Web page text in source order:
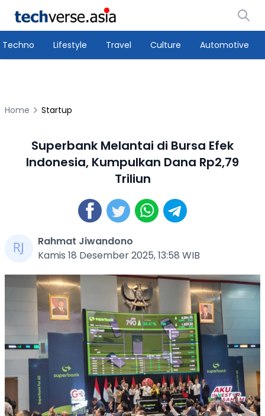
Techno Lifestyle Travel Culture Automotive
Home Startup
Superbank Melantai di Bursa Efek
Indonesia, Kumpulkan Dana Rp2,79
Triliun
Rahmat Jiwandono
Kamis 18 Desember 2025, 13:58 WIB